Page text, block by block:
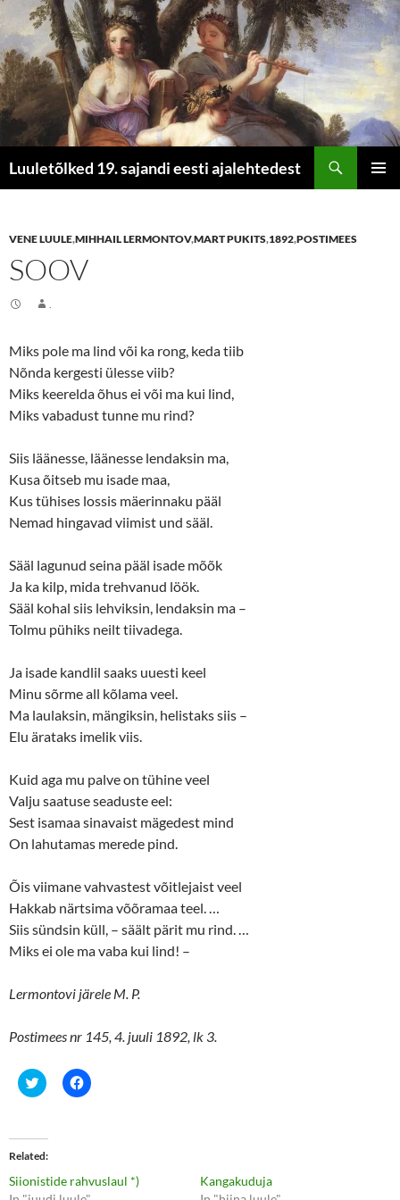
Luuletõlked 19. sajandi eesti ajalehtedest
VENE LUULE,MIHHAIL LERMONTOV,MART PUKITS,1892,POSTIMEES
SOOV
Miks pole ma lind või ka rong, keda tiib
Nõnda kergesti ülesse viib?
Miks keerelda õhus ei või ma kui lind,
Miks vabadust tunne mu rind?
Siis läänesse, läänesse lendaksin ma,
Kusa õitseb mu isade maa,
Kus tühises lossis mäerinnaku pääl
Nemad hingavad viimist und sääl.
Sääl lagunud seina pääl isade mõõk
Ja ka kilp, mida trehvanud löök.
Sääl kohal siis lehviksin, lendaksin ma –
Tolmu pühiks neilt tiivadega.
Ja isade kandlil saaks uuesti keel
Minu sõrme all kõlama veel.
Ma laulaksin, mängiksin, helistaks siis –
Elu ärataks imelik viis.
Kuid aga mu palve on tühine veel
Valju saatuse seaduste eel:
Sest isamaa sinavaist mägedest mind
On lahutamas merede pind.
Õis viimane vahvastest võitlejaist veel
Hakkab närtsima võõramaa teel. …
Siis sündsin küll, – säält pärit mu rind. …
Miks ei ole ma vaba kui lind! –
Lermontovi järele M. P.
Postimees nr 145, 4. juuli 1892, lk 3.
C
l
t
o
s
h
a
r
C
l
a
r
Related
Siionistide rahvuslaul *)
Kangakuduja